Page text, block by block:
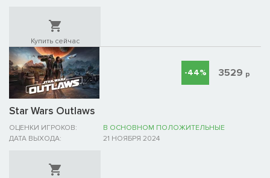
Купить сейчас
Star Wars Outlaws
ОЦЕНКИ ИГРОКОВ:
В ОСНОВНОМ ПОЛОЖИТЕЛЬНЫЕ
ДАТА ВЫХОДА:
21 НОЯБРЯ 2024
-44% 3529 р